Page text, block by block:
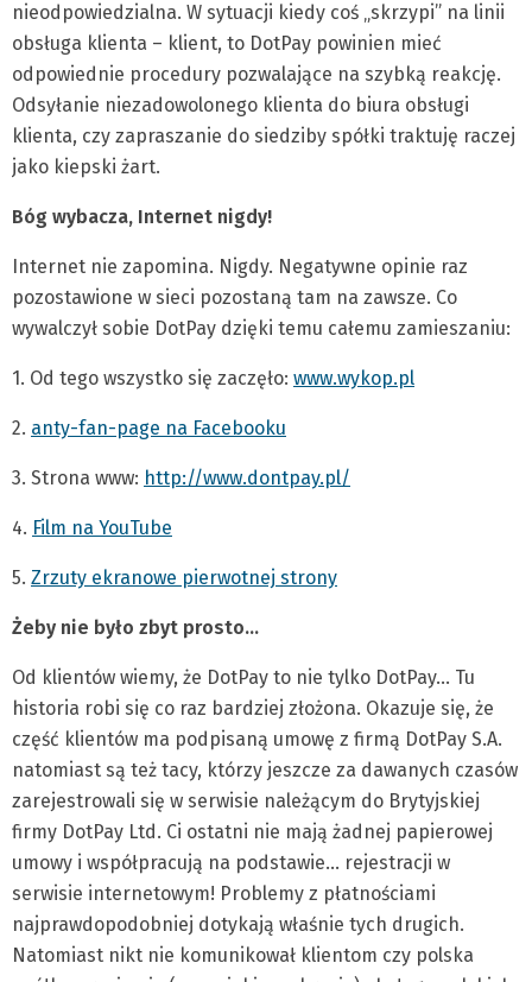
nieodpowiedzialna. W sytuacji kiedy coś „skrzypi” na linii
obsługa klienta – klient, to DotPay powinien mieć
odpowiednie procedury pozwalające na szybką reakcję.
Odsyłanie niezadowolonego klienta do biura obsługi
klienta, czy zapraszanie do siedziby spółki traktuję raczej
jako kiepski żart.
Bóg wybacza, Internet nigdy!
Internet nie zapomina. Nigdy. Negatywne opinie raz
pozostawione w sieci pozostaną tam na zawsze. Co
wywalczył sobie DotPay dzięki temu całemu zamieszaniu:
1. Od tego wszystko się zaczęło: www.wykop.pl
2. anty-fan-page na Facebooku
3. Strona www: http://www.dontpay.pl/
4. Film na YouTube
5. Zrzuty ekranowe pierwotnej strony
Żeby nie było zbyt prosto…
Od klientów wiemy, że DotPay to nie tylko DotPay… Tu
historia robi się co raz bardziej złożona. Okazuje się, że
część klientów ma podpisaną umowę z firmą DotPay S.A.
natomiast są też tacy, którzy jeszcze za dawanych czasów
zarejestrowali się w serwisie należącym do Brytyjskiej
firmy DotPay Ltd. Ci ostatni nie mają żadnej papierowej
umowy i współpracują na podstawie… rejestracji w
serwisie internetowym! Problemy z płatnościami
najprawdopodobniej dotykają właśnie tych drugich.
Natomiast nikt nie komunikował klientom czy polska